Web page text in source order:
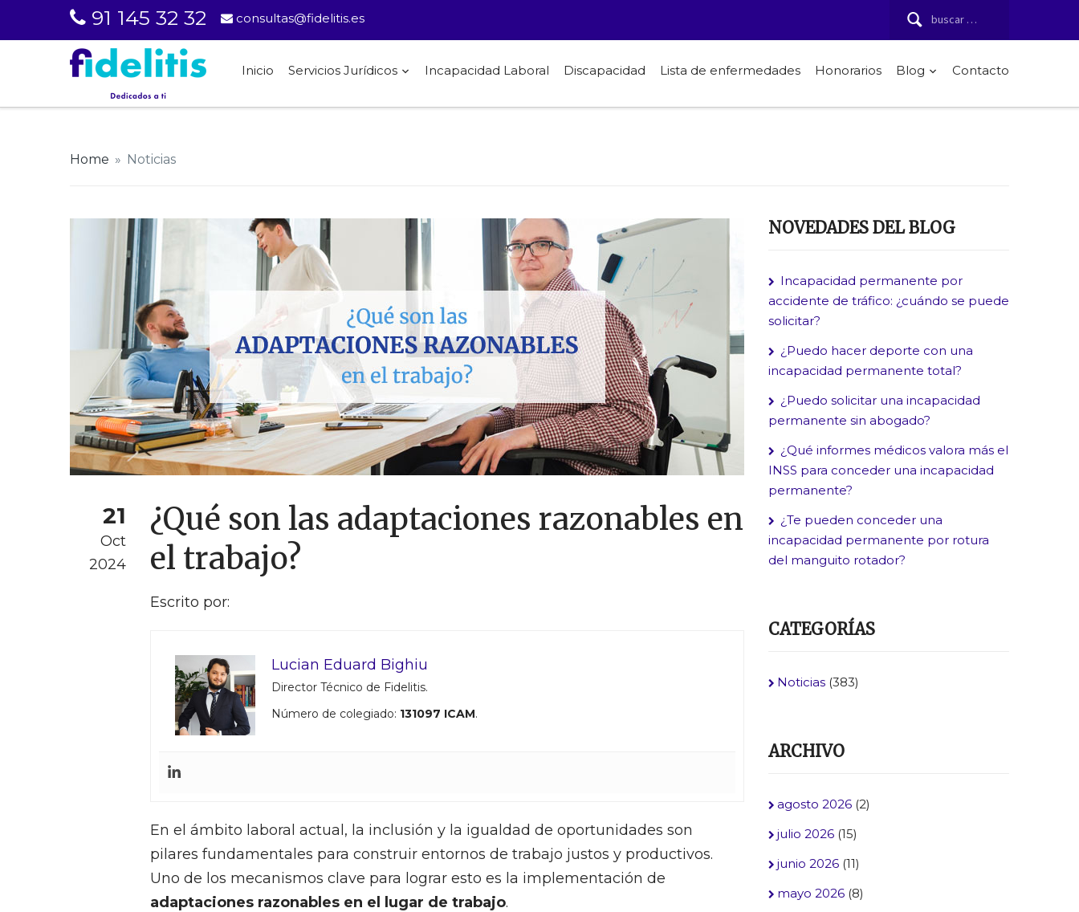
Buscar:
91 145 32 32 consultas@fidelitis.es
Inicio Servicios Jurídicos Incapacidad Laboral Discapacidad Lista de enfermedades Honorarios Blog Contacto
Home » Noticias
21
Oct
2024
¿Qué son las adaptaciones razonables en
el trabajo?
Escrito por:
Lucian Eduard Bighiu
Director Técnico de Fidelitis.
Número de colegiado: 131097 ICAM.
En el ámbito laboral actual, la inclusión y la igualdad de oportunidades son
pilares fundamentales para construir entornos de trabajo justos y productivos.
Uno de los mecanismos clave para lograr esto es la implementación de
adaptaciones razonables en el lugar de trabajo.
NOVEDADES DEL BLOG
Incapacidad permanente por
accidente de tráfico: ¿cuándo se puede
solicitar?
¿Puedo hacer deporte con una
incapacidad permanente total?
¿Puedo solicitar una incapacidad
permanente sin abogado?
¿Qué informes médicos valora más el
INSS para conceder una incapacidad
permanente?
¿Te pueden conceder una
incapacidad permanente por rotura
del manguito rotador?
CATEGORÍAS
Noticias (383)
ARCHIVO
agosto 2026 (2)
julio 2026 (15)
junio 2026 (11)
mayo 2026 (8)